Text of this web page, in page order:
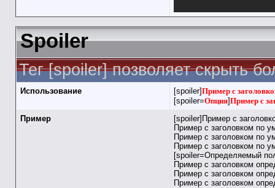
Spoiler
Тег [spoiler] позволяет скрыть
Использование [spoiler]Пример с
[spoiler=Опция]Пример с
Пример
[spoiler]Пример с
Пример с заголовком по
Пример с заголовком по
Пример с заголовком по
[spoiler=Определяемый
Пример с заголовком
Пример с заголовком
Пример с заголовком